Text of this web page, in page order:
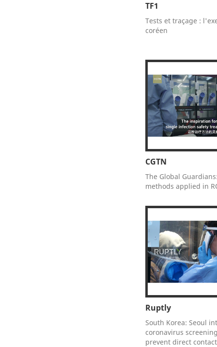
TF1
Tests et traçage :
coréen
CGTN
The Global
methods applied in
Ruptly
South Korea: Seoul
coronavirus
prevent direct